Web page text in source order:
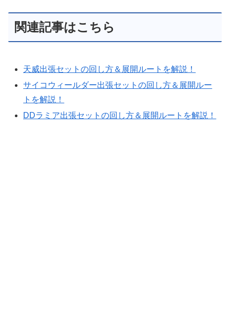
関連記事はこちら
天威出張セットの回し方＆展開ルートを解説！
サイコウィールダー出張セットの回し方＆展開ルー
トを解説！
DDラミア出張セットの回し方＆展開ルートを解説！